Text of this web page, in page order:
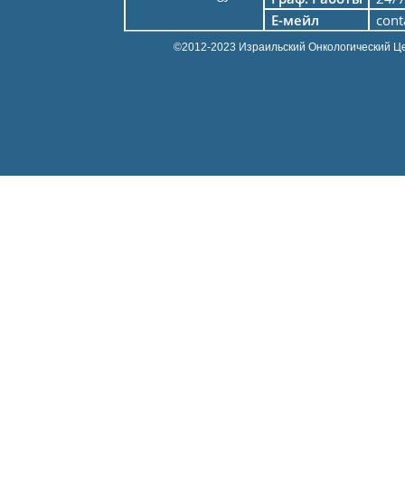
Е-мейл
©2012-2023 Израильский Онкологический